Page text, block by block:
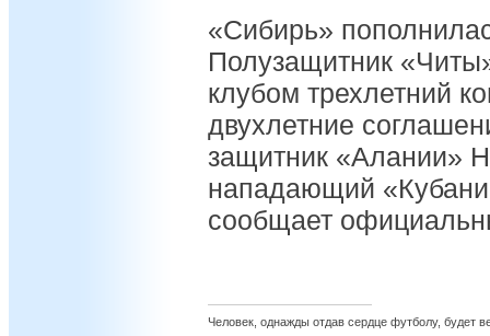
«Сибирь»
Полузащитник
клубом трехлетний
двухлетние
защитник «Алании»
нападающий
сообщает
Человек, однажды отдав сердце футболу, будет